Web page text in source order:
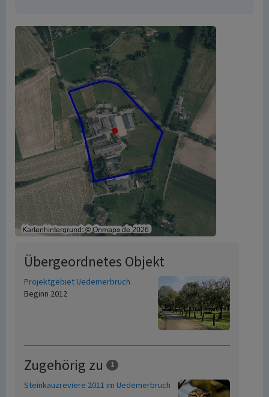
Übergeordnetes Objekt
Projektgebiet Uedemerbruch
Beginn 2012
Zugehörig zu 1
Steinkauzreviere 2011 im Uedemerbruch